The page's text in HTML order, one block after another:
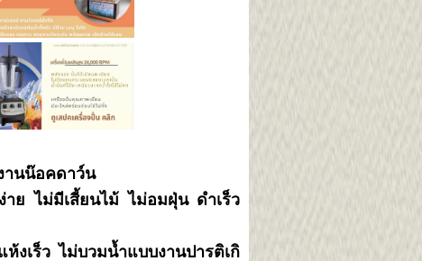
านน๊อคดาว์น
าย ไม่มีเสี้ยนไม้ ไม่อมฝุ่น ดำเร็ว
งเร็ว ไม่บวมน้ำแบบงานปารติเกิ